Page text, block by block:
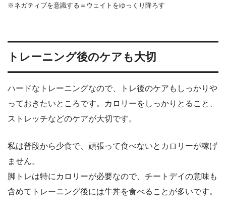
※ネガティブを意識する＝ウェイトをゆっくり降ろす
トレーニング後のケアも大切
ハードなトレーニングなので、トレ後のケアもしっかりや
っておきたいところです。カロリーをしっかりとること、
ストレッチなどのケアが大切です。
私は普段から少食で、頑張って食べないとカロリーが稼げ
ません。
脚トレは特にカロリーが必要なので、チートデイの意味も
含めてトレーニング後には牛丼を食べることが多いです。